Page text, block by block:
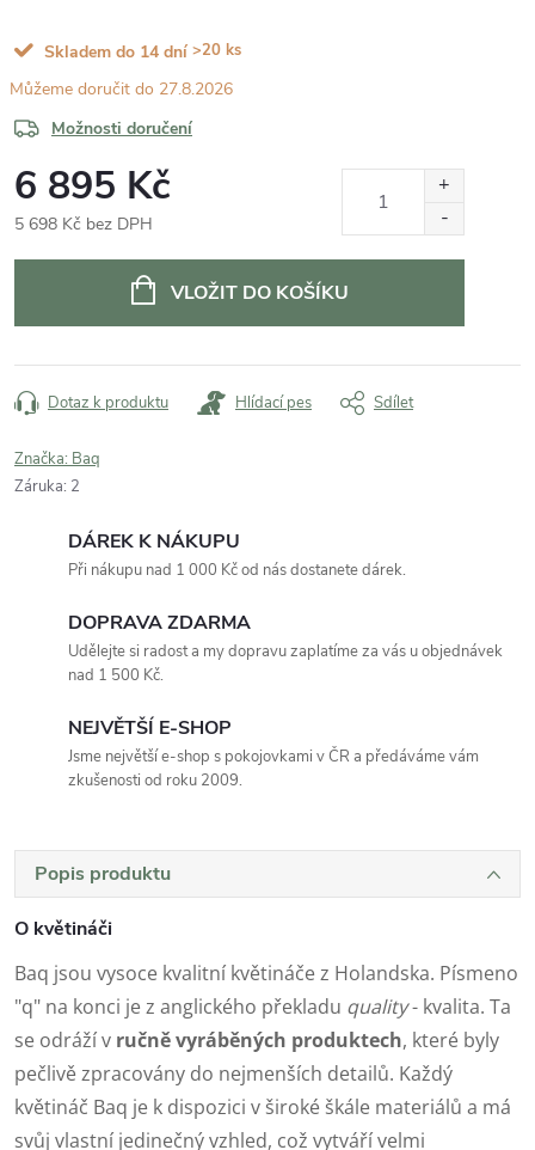
Skladem do 14 dní >20 ks
27.8.2026
Možnosti doručení
6 895 Kč
5 698 Kč bez DPH
VLOŽIT DO KOŠÍKU
Dotaz k produktu Hlídací pes Sdílet
Značka: Baq
Záruka: 2
DÁREK K NÁKUPU
Při nákupu nad 1 000 Kč od nás dostanete dárek.
DOPRAVA ZDARMA
Udělejte si radost a my dopravu zaplatíme za vás u objednávek
nad 1 500 Kč.
NEJVĚTŠÍ E-SHOP
Jsme největší e-shop s pokojovkami v ČR a předáváme vám
zkušenosti od roku 2009.
Popis produktu
O květináči
Baq jsou vysoce kvalitní květináče z Holandska. Písmeno
"q" na konci je z anglického překladu quality- kvalita. Ta
se odráží v ručně vyráběných produktech, které byly
pečlivě zpracovány do nejmenších detailů. Každý
květináč Baq je k dispozici v široké škále materiálů a má
svůj vlastní jedinečný vzhled, což vytváří velmi